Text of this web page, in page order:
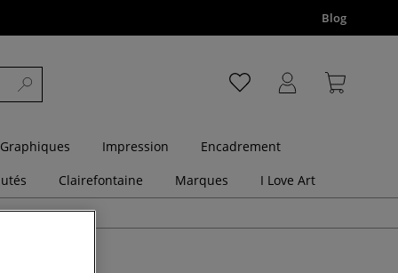
Blog
Impression
Encadrement
Clairefontaine Marques I Love Art